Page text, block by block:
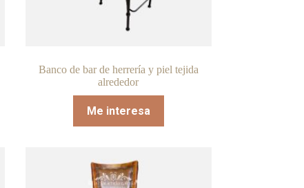
Banco de bar de herrería y piel tejida
alrededor
Me interesa